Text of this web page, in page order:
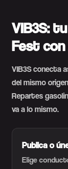
VIB3S:
Fest
VIB3S conecta
del mismo
Repartes
va a lo mismo.
Publica o
Elige